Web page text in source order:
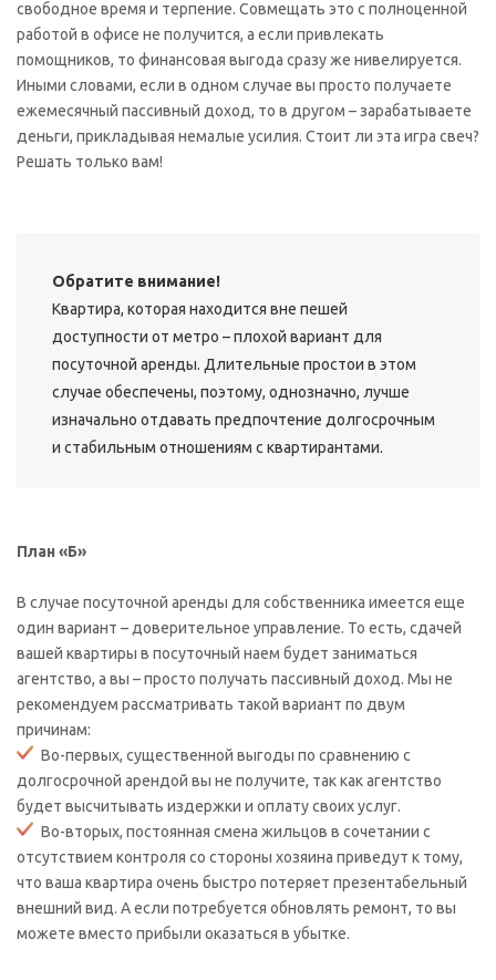
свободное время и терпение. Совмещать это с полноценной
работой в офисе не получится, а если привлекать
помощников, то финансовая выгода сразу же нивелируется.
Иными словами, если в одном случае вы просто получаете
ежемесячный пассивный доход, то в другом – зарабатываете
деньги, прикладывая немалые усилия. Стоит ли эта игра свеч?
Решать только вам!
Обратите внимание!
Квартира, которая находится вне пешей
доступности от метро – плохой вариант для
посуточной аренды. Длительные простои в этом
случае обеспечены, поэтому, однозначно, лучше
изначально отдавать предпочтение долгосрочным
и стабильным отношениям с квартирантами.
План «Б»
В случае посуточной аренды для собственника имеется еще
один вариант – доверительное управление. То есть, сдачей
вашей квартиры в посуточный наем будет заниматься
агентство, а вы – просто получать пассивный доход. Мы не
рекомендуем рассматривать такой вариант по двум
причинам:
Во-первых, существенной выгоды по сравнению с
долгосрочной арендой вы не получите, так как агентство
будет высчитывать издержки и оплату своих услуг.
Во-вторых, постоянная смена жильцов в сочетании с
отсутствием контроля со стороны хозяина приведут к тому,
что ваша квартира очень быстро потеряет презентабельный
внешний вид. А если потребуется обновлять ремонт, то вы
можете вместо прибыли оказаться в убытке.